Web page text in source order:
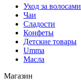
Уход за волосами
Чаи
Сладости
Конфеты
Детские товары
Umma
Масла
Магазин